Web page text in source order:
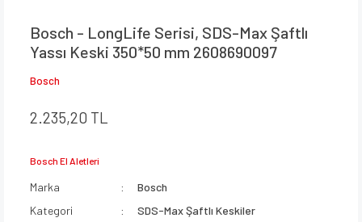
Bosch - LongLife Serisi, SDS-Max Şaftlı
Yassı Keski 350*50 mm 2608690097
Bosch
2.235,20 TL
Bosch El Aletleri
Marka
Bosch
Kategori
SDS-Max Şaftlı Keskiler